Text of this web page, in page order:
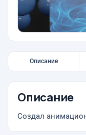
Описание
Описание
Создал